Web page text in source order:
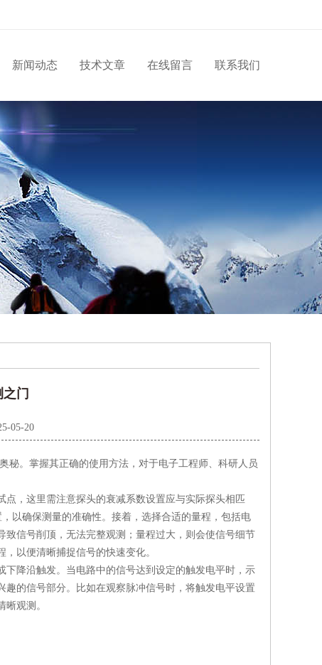
新闻动态 技术文章 在线留言 联系我们
门
05-20
秘。掌握其正确的使用方法，对于电子工程师、科研人员
，这里需注意探头的衰减系数设置应与实际探头相匹
以确保测量的准确性。接着，选择合适的量程，包括电
信号削顶，无法完整观测；量程过大，则会使信号细节
以便清晰捕捉信号的快速变化。
降沿触发。当电路中的信号达到设定的触发电平时，示
的信号部分。比如在观察脉冲信号时，将触发电平设置
观测。